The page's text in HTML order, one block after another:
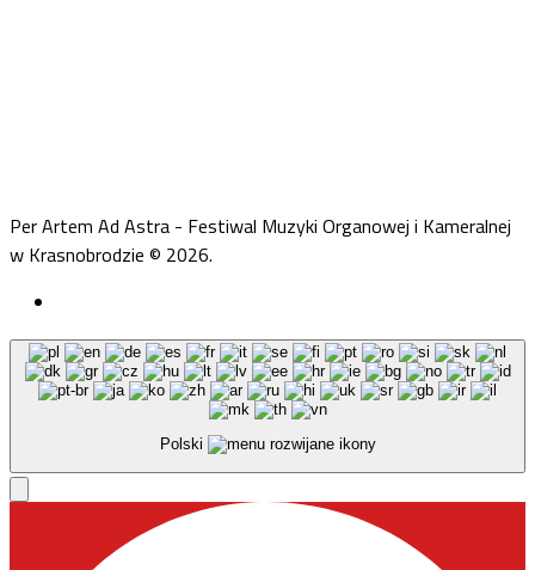
Per Artem Ad Astra - Festiwal Muzyki Organowej i Kameralnej
w Krasnobrodzie © 2026.
Polski